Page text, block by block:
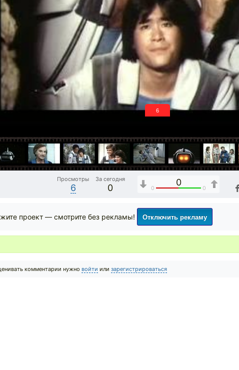
5
Просмотры
6
За сегодня
0
0
0 0
проект — смотрите без рекламы! Отключить рекламу
комментарии нужно войти или зарегистрироваться